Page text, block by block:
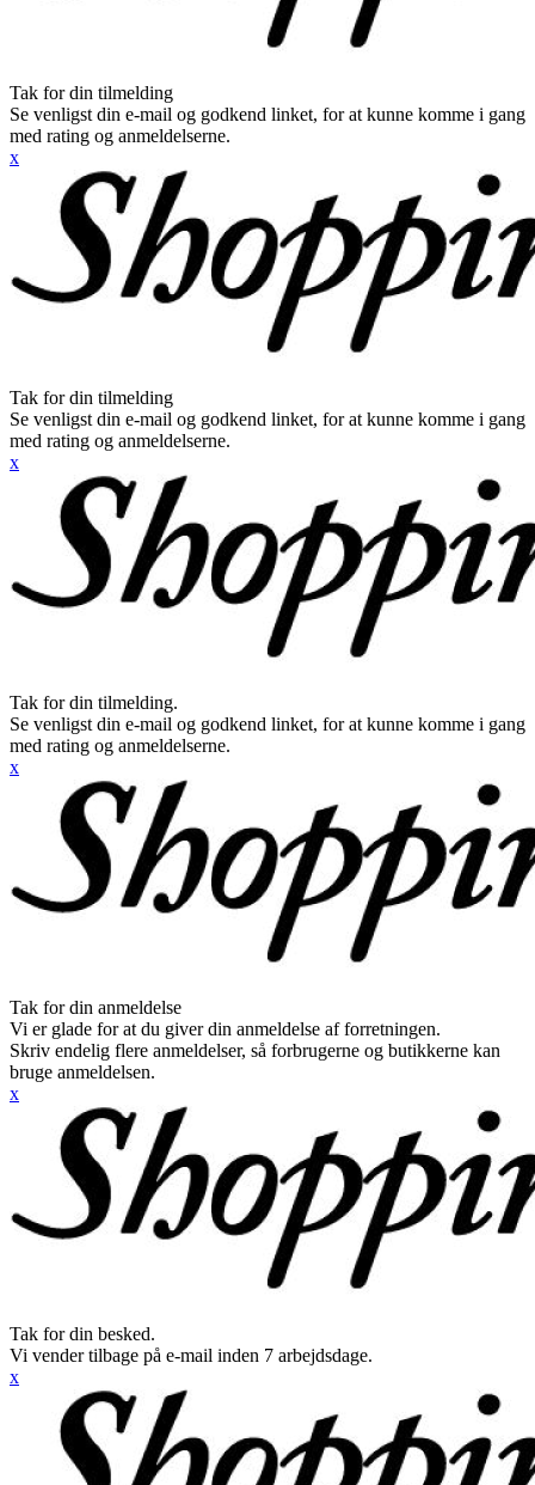
Tak for din tilmelding
Se venligst din e-mail og godkend linket, for at kunne komme i gang
med rating og anmeldelserne.
x
Tak for din tilmelding
Se venligst din e-mail og godkend linket, for at kunne komme i gang
med rating og anmeldelserne.
x
Tak for din tilmelding.
Se venligst din e-mail og godkend linket, for at kunne komme i gang
med rating og anmeldelserne.
x
Tak for din anmeldelse
Vi er glade for at du giver din anmeldelse af forretningen.
Skriv endelig flere anmeldelser, så forbrugerne og butikkerne kan
bruge anmeldelsen.
x
Tak for din besked.
Vi vender tilbage på e-mail inden 7 arbejdsdage.
x